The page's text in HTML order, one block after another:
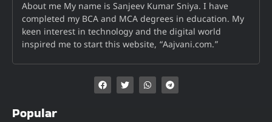
About me My name is Sanjeev Kumar Sniya. I have
completed my BCA and MCA degrees in education. My
keen interest in technology and the digital world
inspired me to start this website, “Aajvani.com.”
Popular